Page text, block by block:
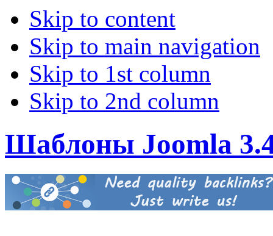
Skip to content
Skip to main navigation
Skip to 1st column
Skip to 2nd column
Шаблоны Joomla